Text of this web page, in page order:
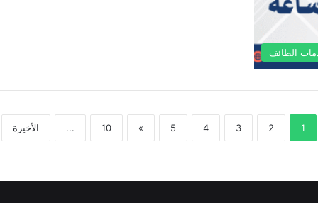
الطائف
1
2
3
4
5
»
10
... الأخيرة